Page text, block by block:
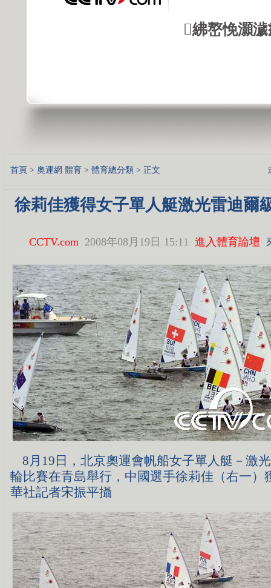
紼嶅悗灝
首頁 > 奧運網 體育 > 體育總分類 > 正文
徐莉佳獲得女子單人艇激光雷迪爾
CCTV.com 2008年08月19日 15:11 進入體育論壇
8月19日，北京奧運會帆船女子單人艇－激
輪比賽在青島舉行，中國選手徐莉佳（右一）
華社記者宋振平攝